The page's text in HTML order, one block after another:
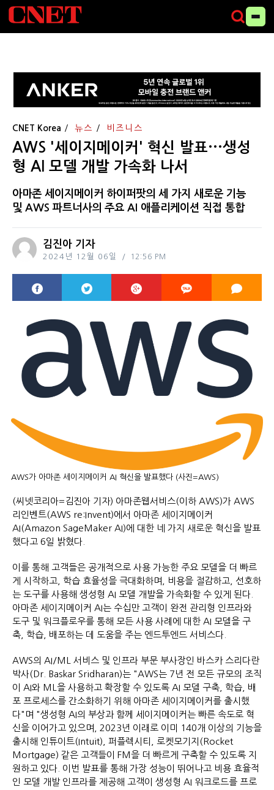
CNET Korea 뉴스 비즈니스
AWS '세이지메이커' 혁신 발표···생성
형 AI 모델 개발 가속화 나서
아마존 세이지메이커 하이퍼팟의 세 가지 새로운 기능
및 AWS 파트너사의 주요 AI 애플리케이션 직접 통합
김진아 기자
2024년 12월 06일 12:56 PM
AWS가 아마존 세이지메이커 AI 혁신을 발표했다 (사진=AWS)
(씨넷코리아=김진아 기자) 아마존웹서비스(이하 AWS)가 AWS
리인벤트(AWS re:Invent)에서 아마존 세이지메이커
AI(Amazon SageMaker AI)에 대한 네 가지 새로운 혁신을 발표
했다고 6일 밝혔다.
이를 통해 고객들은 공개적으로 사용 가능한 주요 모델을 더 빠르
게 시작하고, 학습 효율성을 극대화하며, 비용을 절감하고, 선호하
는 도구를 사용해 생성형 AI 모델 개발을 가속화할 수 있게 된다.
아마존 세이지메이커 AI는 수십만 고객이 완전 관리형 인프라와
도구 및 워크플로우를 통해 모든 사용 사례에 대한 AI 모델을 구
축, 학습, 배포하는 데 도움을 주는 엔드투엔드 서비스다.
AWS의 AI/ML 서비스 및 인프라 부문 부사장인 바스카 스리다란
박사(Dr. Baskar Sridharan)는 "AWS는 7년 전 모든 규모의 조직
이 AI와 ML을 사용하고 확장할 수 있도록 AI 모델 구축, 학습, 배
포 프로세스를 간소화하기 위해 아마존 세이지메이커를 출시했
다"며 "생성형 AI의 부상과 함께 세이지메이커는 빠른 속도로 혁
신을 이어가고 있으며, 2023년 이래로 이미 140개 이상의 기능을
출시해 인튜이트(Intuit), 퍼플렉시티, 로켓모기지(Rocket
Mortgage) 같은 고객들이 FM을 더 빠르게 구축할 수 있도록 지
원하고 있다. 이번 발표를 통해 가장 성능이 뛰어나고 비용 효율적
인 모델 개발 인프라를 제공해 고객이 생성형 AI 워크로드를 프로